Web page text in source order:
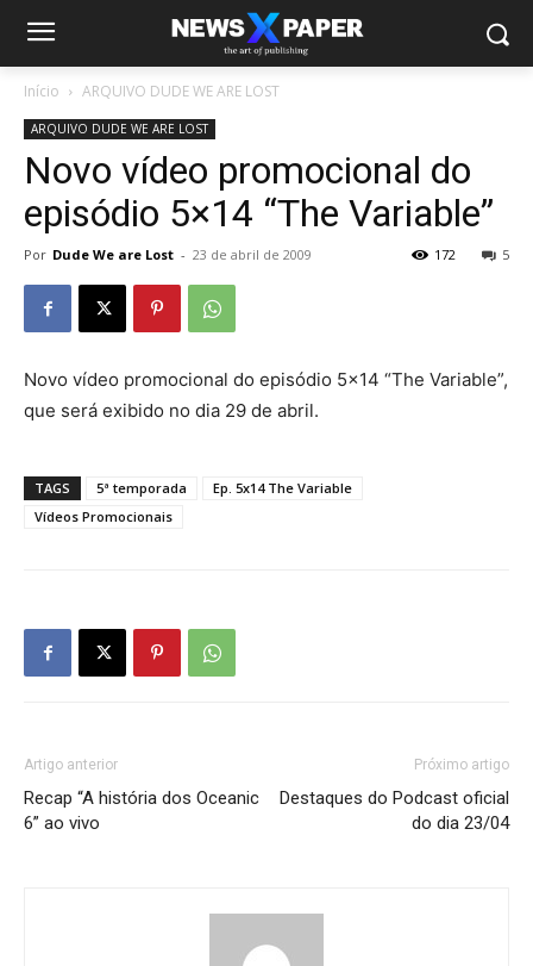
Início ARQUIVO DUDE WE ARE LOST
ARQUIVO DUDE WE ARE LOST
Novo vídeo promocional do
episódio 5×14 “The Variable”
Por Dude We are Lost - 23 de abril de 2009 5
172
Novo vídeo promocional do episódio 5×14 “The Variable”,
que será exibido no dia 29 de abril.
TAGS 5ª temporada
Ep. 5x14 The Variable
Vídeos Promocionais
Artigo anterior
Recap “A história dos Oceanic
6” ao vivo
Próximo artigo
Destaques do Podcast oficial
do dia 23/04